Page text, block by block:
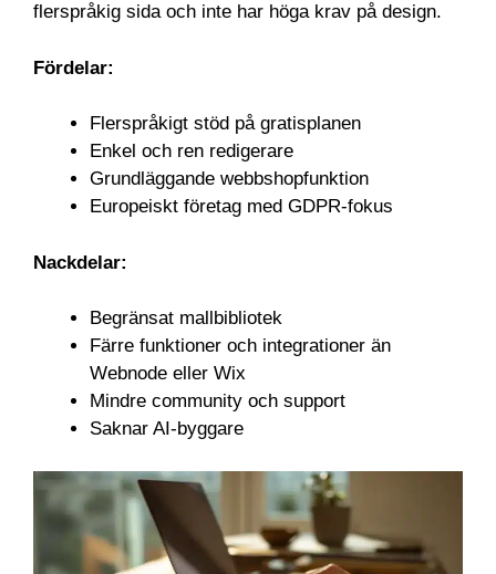
flerspråkig sida och inte har höga krav på design.
Fördelar:
Flerspråkigt stöd på gratisplanen
Enkel och ren redigerare
Grundläggande webbshopfunktion
Europeiskt företag med GDPR-fokus
Nackdelar:
Begränsat mallbibliotek
Färre funktioner och integrationer än
Webnode eller Wix
Mindre community och support
Saknar AI-byggare